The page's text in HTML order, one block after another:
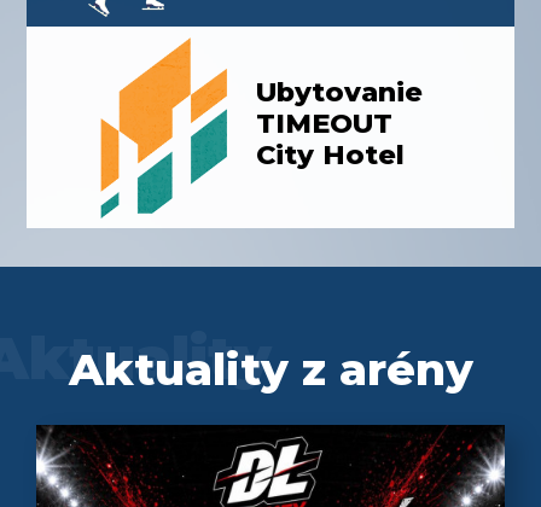
Ubytovanie
TIMEOUT
City Hotel
Aktuality z arény